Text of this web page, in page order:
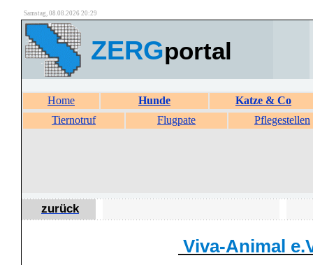
Samstag, 08.08.2026 20:29
ZERGportal
Home Hunde
Katze & Co
Tiernotruf
Flugpate Pflegestellen
zurück
Viva-Animal